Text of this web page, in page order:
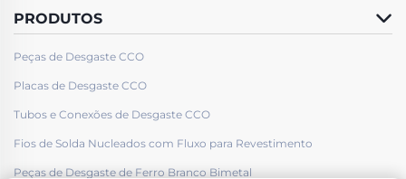
PRODUTOS
Peças de Desgaste CCO
Placas de Desgaste CCO
Tubos e Conexões de Desgaste CCO
Fios de Solda Nucleados com Fluxo para Revestimento
Peças de Desgaste de Ferro Branco Bimetal